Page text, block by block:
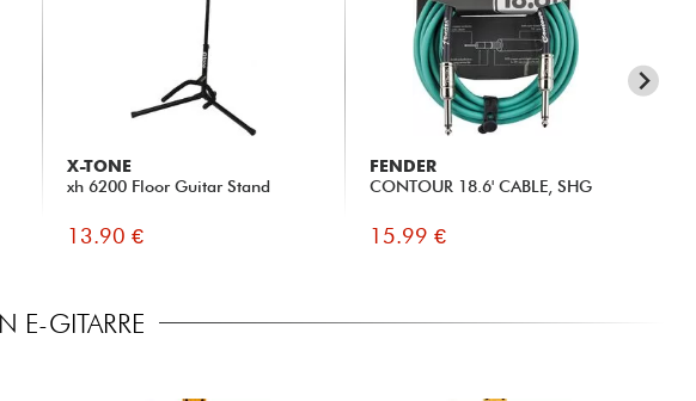
X-TONE
xh 6200 Floor Guitar Stand
13.90 €
FENDER
CONTOUR 18.6' CABLE, SHG
15.99 €
E-GITARRE